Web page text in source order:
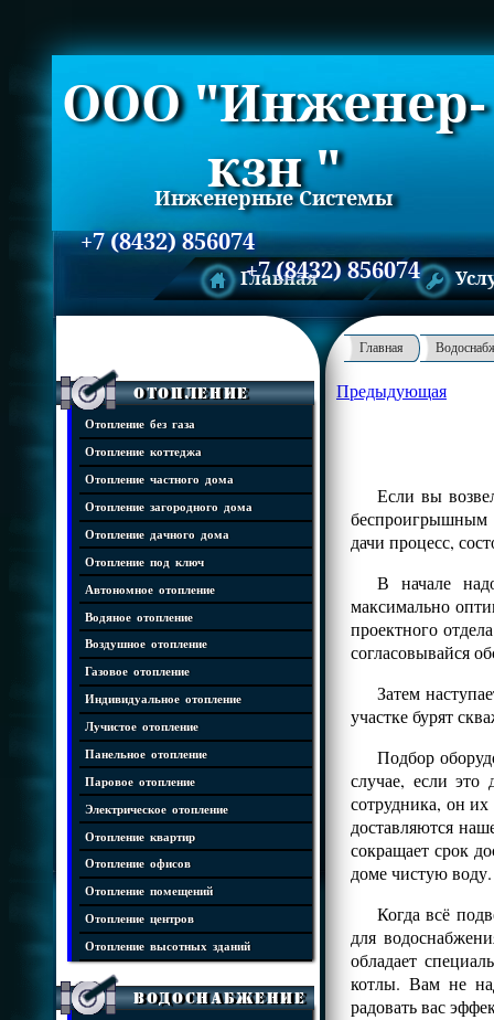
ООО "Инженер-
кзн "
Инженерные Системы
+7 (8432) 856074
+7 (8432) 856074
Главная
Отопление
Отопление без газа
Отопление коттеджа
Отопление частного дома
Отопление загородного дома
Отопление дачного дома
Отопление под ключ
Автономное отопление
Водяное отопление
Воздушное отопление
Газовое отопление
Индивидуальное отопление
Лучистое отопление
Панельное отопление
Паровое отопление
Электрическое отопление
Отопление квартир
Отопление офисов
Отопление помещений
Отопление центров
Отопление высотных зданий
Водоснабжение
Главная
Предыдующая
Если вы
беспроигрышным
дачи процесс,
В начале
максимально
проектного
согласовывайся
Затем
участке бурят
Подбор
случае, если
сотрудника, он
доставляются
сокращает срок
доме чистую воду.
Когда всё
для
обладает
котлы. Вам не
радовать вас